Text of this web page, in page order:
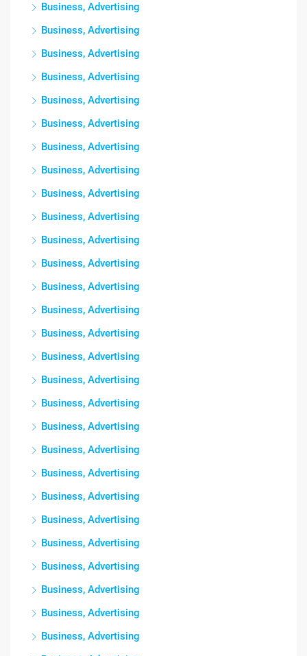
Business, Advertising
Business, Advertising
Business, Advertising
Business, Advertising
Business, Advertising
Business, Advertising
Business, Advertising
Business, Advertising
Business, Advertising
Business, Advertising
Business, Advertising
Business, Advertising
Business, Advertising
Business, Advertising
Business, Advertising
Business, Advertising
Business, Advertising
Business, Advertising
Business, Advertising
Business, Advertising
Business, Advertising
Business, Advertising
Business, Advertising
Business, Advertising
Business, Advertising
Business, Advertising
Business, Advertising
Business, Advertising